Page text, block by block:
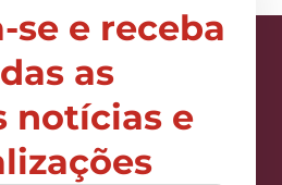
se e receba
as
notícias e